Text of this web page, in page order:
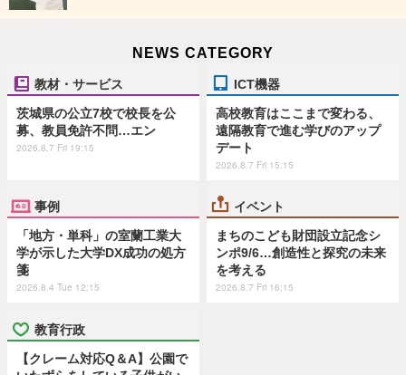
NEWS CATEGORY
教材・サービス
茨城県の公立7校で校長を公
募、教員免許不問…エン
2026.8.7 Fri 19:15
ICT機器
高校教育はここまで変わる、
遠隔教育で進む学びのアップ
デート
2026.8.7 Fri 15:15
事例
「地方・単科」の室蘭工業大
学が示した大学DX成功の処方
箋
2026.8.4 Tue 12:15
イベント
まちのこども財団設立記念シ
ンポ9/6…創造性と探究の未来
を考える
2026.8.7 Fri 16:15
教育行政
【クレーム対応Q＆A】公園で